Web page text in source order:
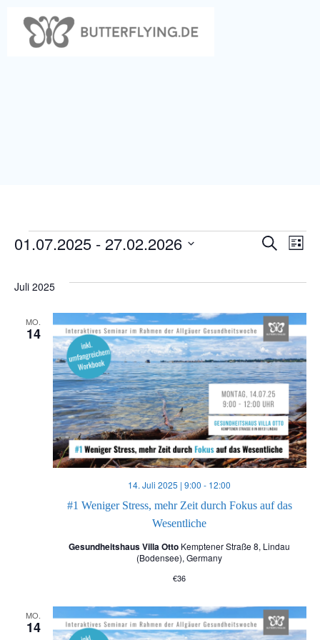
Inhalt
Veranstaltungen
V
e
r
a
n
s
t
t
n
Suche
V
e
r
a
n
s
t
a
n
g
Liste
01.07.2025 - 27.02.2026
wählen.
Juli 2025
MO.
14
#1 Weniger Stress, mehr Zeit durch Fokus auf das
Wesentliche
14. Juli 2025 | 9:00 - 12:00
Gesundheitshaus Villa Otto Kemptener Straße 8, Lindau
(Bodensee), Germany
€36
MO.
14